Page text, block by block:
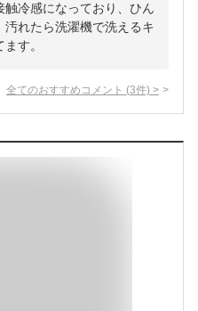
冷感になっており、ひん
れたら洗濯機で洗えるキ
す。
全てのおすすめコメント (3件) >